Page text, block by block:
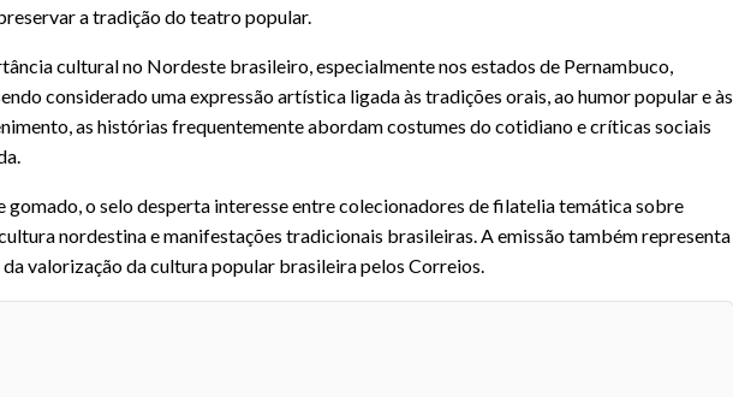
a tradição do teatro popular.
cultural no Nordeste brasileiro, especialmente nos estados de Pernambuco,
considerado uma expressão artística ligada às tradições orais, ao humor popular e às
as histórias frequentemente abordam costumes do cotidiano e críticas sociais
gomado, o selo desperta interesse entre colecionadores de filatelia temática sobre
nordestina e manifestações tradicionais brasileiras. A emissão também representa
valorização da cultura popular brasileira pelos Correios.